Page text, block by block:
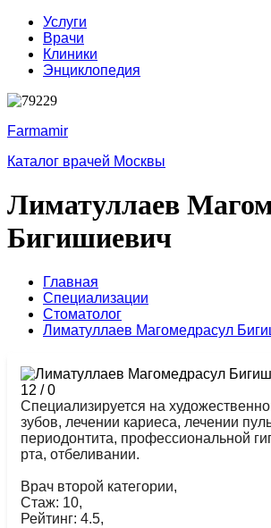
Услуги
Врачи
Клиники
Энциклопедия
Farmamir
Каталог врачей Москвы
Лиматуллаев
Бигишиевич
Главная
Специализации
Стоматолог
Лиматуллаев Магомедрасул
12 /0
Специализируется на
зубов, лечении кариеса, лечении
периодонтита, профессиональной
рта, отбеливании.
Врач второй категории,
Стаж: 10,
Рейтинг: 4.5,